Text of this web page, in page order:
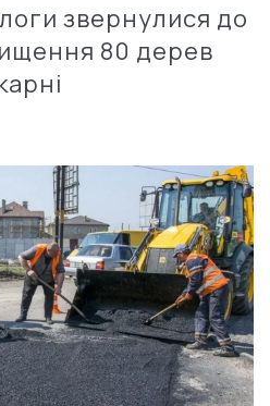
звернулися до
80 дерев